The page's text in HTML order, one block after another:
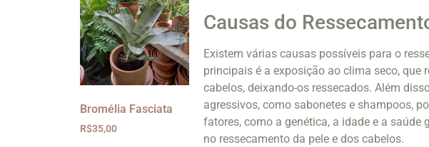
Bromélia Fasciata
R$35,00
Causas do
Existem várias causas possíveis para o
principais é a exposição ao clima seco, que
cabelos, deixando-os ressecados. Além
agressivos, como sabonetes e shampoos,
fatores, como a genética, a idade e a
no ressecamento da pele e dos cabelos.